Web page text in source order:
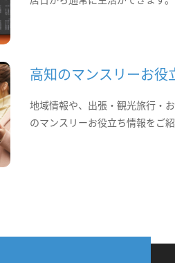
高知のマンスリーお役
地域情報や、出張・観光旅行・
のマンスリーお役立ち情報をご紹